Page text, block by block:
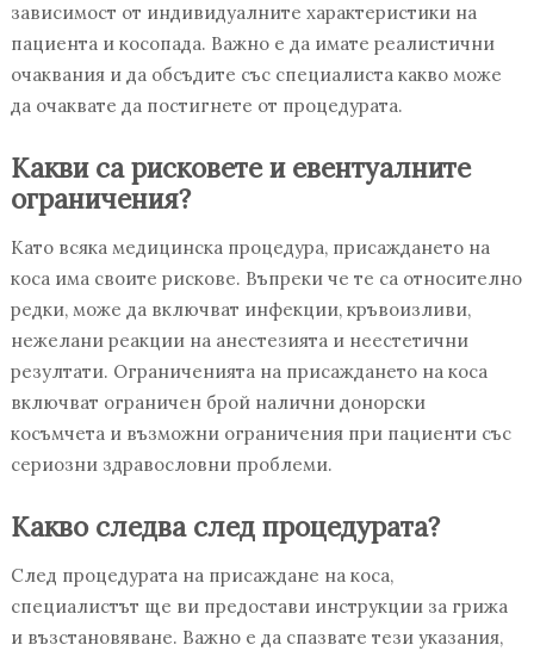
зависимост от индивидуалните характеристики на
пациента и косопада. Важно е да имате реалистични
очаквания и да обсъдите със специалиста какво може
да очаквате да постигнете от процедурата.
Какви са рисковете и евентуалните
ограничения?
Като всяка медицинска процедура, присаждането на
коса има своите рискове. Въпреки че те са относително
редки, може да включват инфекции, кръвоизливи,
нежелани реакции на анестезията и неестетични
резултати. Ограниченията на присаждането на коса
включват ограничен брой налични донорски
косъмчета и възможни ограничения при пациенти със
сериозни здравословни проблеми.
Какво следва след процедурата?
След процедурата на присаждане на коса,
специалистът ще ви предостави инструкции за грижа
и възстановяване. Важно е да спазвате тези указания,